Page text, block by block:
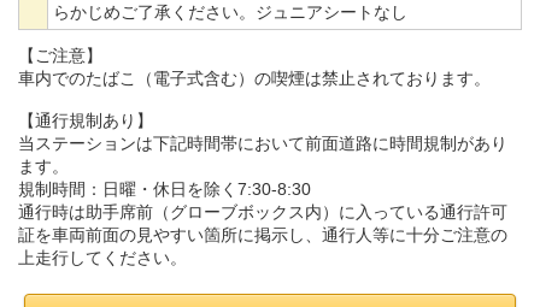
らかじめご了承ください。ジュニアシートなし
【ご注意】
車内でのたばこ（電子式含む）の喫煙は禁止されております。
【通行規制あり】
当ステーションは下記時間帯において前面道路に時間規制があり
ます。
規制時間：日曜・休日を除く7:30-8:30
通行時は助手席前（グローブボックス内）に入っている通行許可
証を車両前面の見やすい箇所に掲示し、通行人等に十分ご注意の
上走行してください。